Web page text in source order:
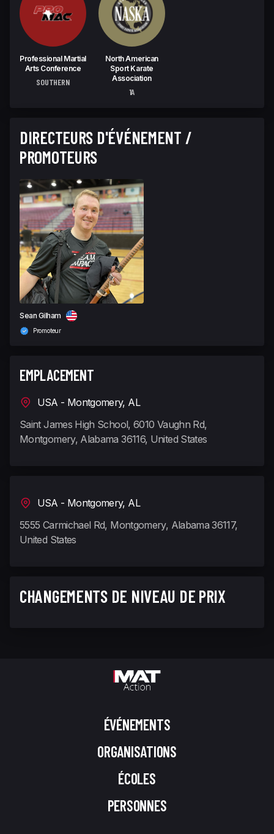
Professional Martial
Arts Conference
SOUTHERN
North American
Sport Karate
Association
1A
DIRECTEURS D'ÉVÉNEMENT /
PROMOTEURS
Sean Gilham
Promoteur
EMPLACEMENT
USA - Montgomery, AL
Saint James High School, 6010 Vaughn Rd,
Montgomery, Alabama 36116, United States
USA - Montgomery, AL
5555 Carmichael Rd, Montgomery, Alabama 36117,
United States
CHANGEMENTS DE NIVEAU DE PRIX
ÉVÉNEMENTS
ORGANISATIONS
ÉCOLES
PERSONNES